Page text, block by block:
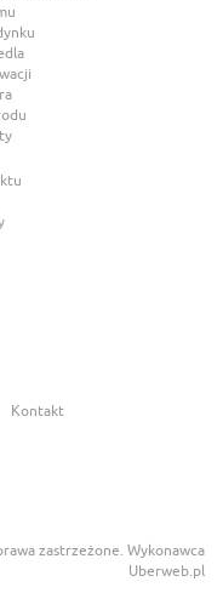
Kontakt
zastrzeżone. Wykonawca
Uberweb.pl